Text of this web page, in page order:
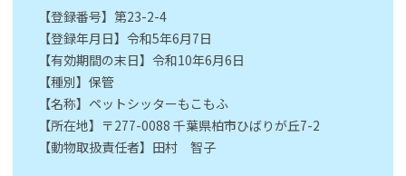
【登録番号】第23-2-4
【登録年月日】令和5年6月7日
【有効期間の末日】令和10年6月6日
【種別】保管
【名称】ペットシッターもこもふ
【所在地】〒277-0088 千葉県柏市ひばりが丘7-2
【動物取扱責任者】田村 智子